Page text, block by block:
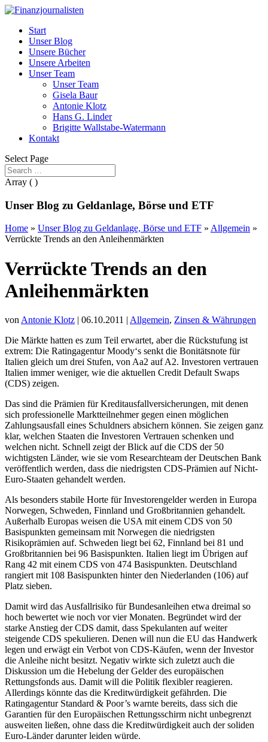
Start
Unser Blog
Unsere Bücher
Unsere Arbeiten
Unser Team
Unser Team
Gisela Baur
Antonie Klotz
Hans G. Linder
Brigitte Wallstabe-Watermann
Kontakt
Select Page
Array ( )
Unser Blog zu Geldanlage, Börse und ETF
Home » Unser Blog zu Geldanlage, Börse und ETF » Allgemein »
Verrückte Trends an den Anleihenmärkten
Verrückte Trends an den
Anleihenmärkten
von Antonie Klotz | 06.10.2011 | Allgemein, Zinsen & Währungen
Die Märkte hatten es zum Teil erwartet, aber die Rückstufung ist
extrem: Die Ratingagentur Moody‘s senkt die Bonitätsnote für
Italien gleich um drei Stufen, von Aa2 auf A2. Investoren vertrauen
Italien immer weniger, wie die aktuellen Credit Default Swaps
(CDS) zeigen.
Das sind die Prämien für Kreditausfallversicherungen, mit denen
sich professionelle Marktteilnehmer gegen einen möglichen
Zahlungsausfall eines Schuldners absichern können. Sie zeigen ganz
klar, welchen Staaten die Investoren Vertrauen schenken und
welchen nicht. Schnell zeigt der Blick auf die CDS der 50
wichtigsten Länder, wie sie vom Researchteam der Deutschen Bank
veröffentlich werden, dass die niedrigsten CDS-Prämien auf Nicht-
Euro-Staaten gehandelt werden.
Als besonders stabile Horte für Investorengelder werden in Europa
Norwegen, Schweden, Finnland und Großbritannien gehandelt.
Außerhalb Europas weisen die USA mit einem CDS von 50
Basispunkten gemeinsam mit Norwegen die niedrigsten
Risikoprämien auf. Schweden liegt bei 62, Finnland bei 81 und
Großbritannien bei 96 Basispunkten. Italien liegt im Übrigen auf
Rang 42 mit einem CDS von 474 Basispunkten. Deutschland
rangiert mit 108 Basispunkten hinter den Niederlanden (106) auf
Platz sieben.
Damit wird das Ausfallrisiko für Bundesanleihen etwa dreimal so
hoch bewertet wie noch vor vier Monaten. Begründet wird der
starke Anstieg der CDS damit, dass Spekulanten auf weiter
steigende CDS spekulieren. Denen will nun die EU das Handwerk
legen und erwägt ein Verbot von CDS-Käufen, wenn der Investor
die Anleihe nicht besitzt. Negativ wirkte sich zuletzt auch die
Diskussion um die Hebelung der Gelder des europäischen
Rettungsfonds aus. Damit will die Politik flexibler reagieren.
Allerdings könnte das die Kreditwürdigkeit gefährden. Die
Ratingagentur Standard & Poor’s warnte bereits, dass sich die
Garantien für den Europäischen Rettungsschirm nicht unbegrenzt
ausweiten ließen, ohne dass die Kreditwürdigkeit auch der soliden
Euro-Länder darunter leiden würde.